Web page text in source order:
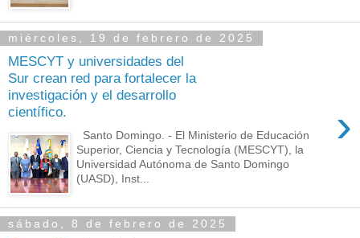
miércoles, 19 de febrero de 2025
MESCYT y universidades del
Sur crean red para fortalecer la
investigación y el desarrollo
científico.
›
Santo Domingo. - El Ministerio de Educación
Superior, Ciencia y Tecnología (MESCYT), la
Universidad Autónoma de Santo Domingo
(UASD), Inst...
sábado, 8 de febrero de 2025